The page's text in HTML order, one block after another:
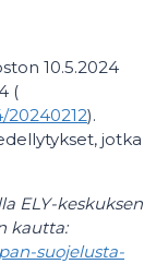
10.5.2024
(
).
jotka
ELY-keskuksen
kautta:
suojelusta-